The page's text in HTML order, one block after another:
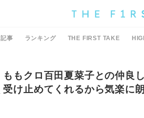
事 ランキング THE FIRST TAKE
ももクロ百田夏菜子との仲良
受け止めてくれるから気楽に